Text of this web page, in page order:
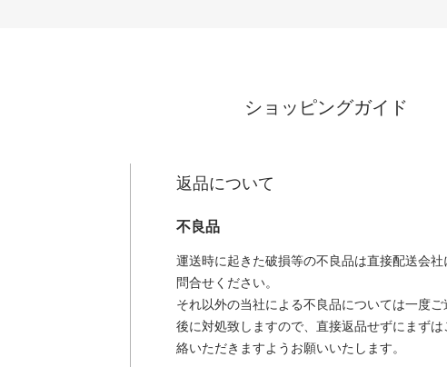
ショッピングガイド
返品について
不良品
運送時に起きた破損等の不良品は直接配送会社
問合せください。
それ以外の当社による不良品については一度ご
後に対処致しますので、直接返品せずにまずは
絡いただきますようお願いいたします。